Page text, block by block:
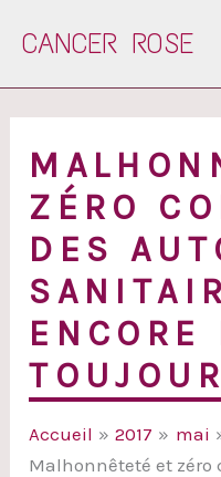
CANCER ROSE
ZÉRO
DES
ENCORE
Accueil 2017 mai
Malhonnêteté et zéro